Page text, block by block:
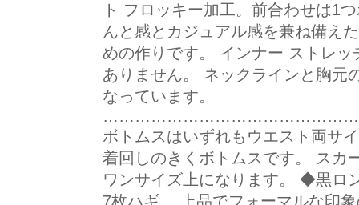
ト フロッキー加工。前合わせは1
んと感とカジュアル感を兼ね備え
めの作りです。 インナー ストレ
ありません。 ネックラインと胸元
なっています。
ボトムスはいずれもウエスト両サ
着回しのきくボトムスです。 スカ
ワンサイズ上になります。 ◆黒ロ
7枚ハギ。 上品でフォーマルな印